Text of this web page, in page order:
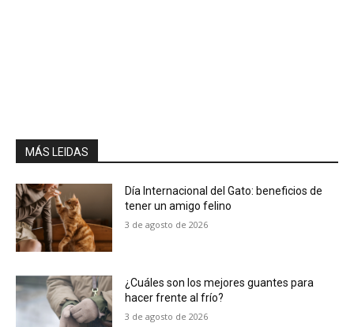
MÁS LEIDAS
Día Internacional del Gato: beneficios de
tener un amigo felino
3 de agosto de 2026
¿Cuáles son los mejores guantes para
hacer frente al frío?
3 de agosto de 2026